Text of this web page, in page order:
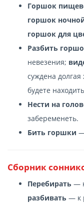
Горшок
горшок
горшок для
Разбить
невезения;
суждена долгая
будете
Нести на
забеременеть.
Бить горшки
Сборник
Перебирать —
разбивать — к